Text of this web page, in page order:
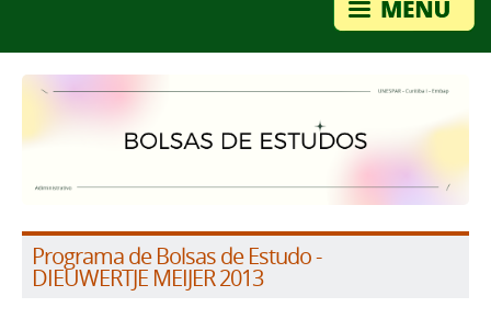
Programa de Bolsas de Estudo -
DIEUWERTJE MEIJER 2013